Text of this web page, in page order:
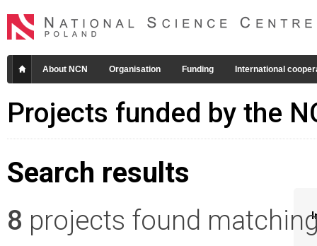
About NCN Organisation Funding International
Projects funded by the
Search results
8 projects found